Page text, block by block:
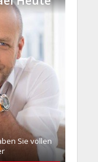
Sie vollen